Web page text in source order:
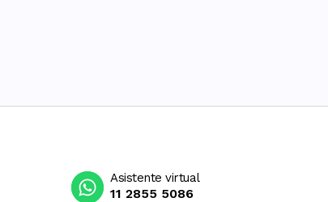
Asistente virtual
11 2855 5086